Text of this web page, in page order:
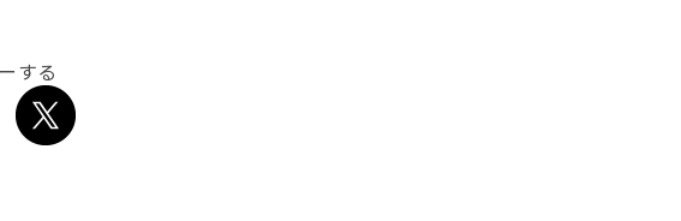
する